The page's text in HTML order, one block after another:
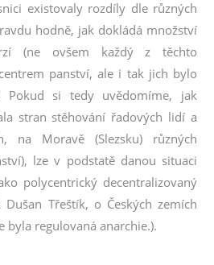
existovaly rozdíly dle různých
hodně, jak dokládá množství
(ne ovšem každý z těchto
panství, ale i tak jich bylo
Pokud si tedy uvědomíme, jak
stran stěhování řadových lidí a
na Moravě (Slezsku) různých
lze v podstatě danou situaci
polycentrický decentralizovaný
Třeštík, o Českých zemích
byla regulovaná anarchie.).